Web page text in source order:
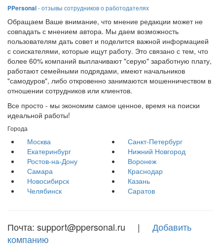
PPersonal- отзывы сотрудников о работодателях
Обращаем Ваше внимание, что мнение редакции может не
совпадать с мнением автора. Мы даем возможность
пользователям дать совет и поделится важной информацией
с соискателями, которые ищут работу. Это связано с тем, что
более 60% компаний выплачивают "серую" заработную плату,
работают семейными подрядами, имеют начальников
"самодуров", либо откровенно занимаются мошенничеством в
отношении сотрудников или клиентов.
Все просто - мы экономим самое ценное, время на поиски
идеальной работы!
Города
Москва
Санкт-Петербург
Екатеринбург
Нижний Новгород
Ростов-на-Дону
Воронеж
Самара
Краснодар
Новосибирск
Казань
Челябинск
Саратов
Почта: support@ppersonal.ru | Добавить
компанию